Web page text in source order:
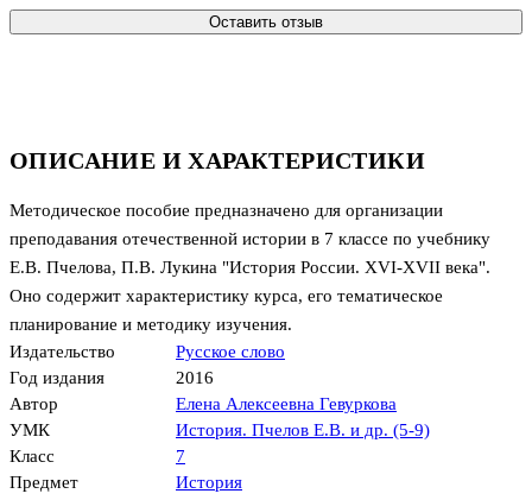
ОПИСАНИЕ И ХАРАКТЕРИСТИКИ
Методическое пособие предназначено для организации
преподавания отечественной истории в 7 классе по учебнику
Е.В. Пчелова, П.В. Лукина "История России. XVI-XVII века".
Оно содержит характеристику курса, его тематическое
планирование и методику изучения.
Издательство
Русское слово
Год издания
2016
Автор
Елена Алексеевна Гевуркова
УМК
История. Пчелов Е.В. и др. (5-9)
Класс
7
Предмет
История
Оставить отзыв